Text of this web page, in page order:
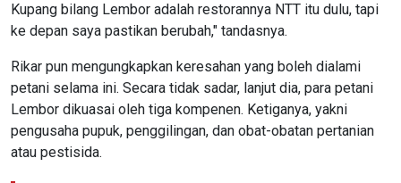
Kupang bilang Lembor adalah restorannya NTT itu dulu, tapi
ke depan saya pastikan berubah," tandasnya.
Rikar pun mengungkapkan keresahan yang boleh dialami
petani selama ini. Secara tidak sadar, lanjut dia, para petani
Lembor dikuasai oleh tiga kompenen. Ketiganya, yakni
pengusaha pupuk, penggilingan, dan obat-obatan pertanian
atau pestisida.